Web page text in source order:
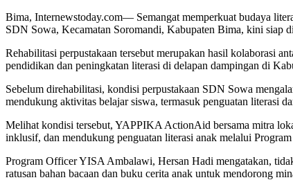
Bima, Internewstoday.com— Semangat memperkuat budaya
SDN Sowa, Kecamatan Soromandi, Kabupaten Bima, kini siap
Rehabilitasi perpustakaan tersebut merupakan hasil kolaborasi
pendidikan dan peningkatan literasi di delapan dampingan di
Sebelum direhabilitasi, kondisi perpustakaan SDN Sowa
mendukung aktivitas belajar siswa, termasuk penguatan literasi
Melihat kondisi tersebut, YAPPIKA ActionAid bersama mitra
inklusif, dan mendukung penguatan literasi anak melalui
Program Officer YISA Ambalawi, Hersan Hadi mengatakan,
ratusan bahan bacaan dan buku cerita anak untuk mendorong